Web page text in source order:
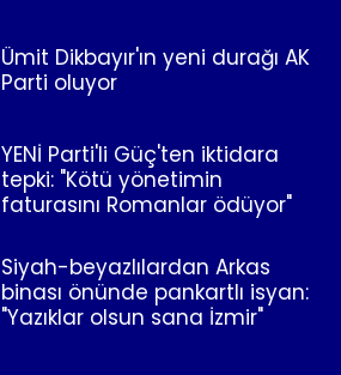
Ümit Dikbayır'ın yeni durağı AK
Parti oluyor
YENİ Parti'li Güç'ten iktidara
tepki: "Kötü yönetimin
faturasını Romanlar ödüyor"
Siyah-beyazlılardan Arkas
binası önünde pankartlı isyan:
"Yazıklar olsun sana İzmir"